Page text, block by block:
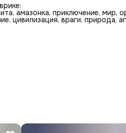
амазонка, приключение, мир,
цивилизация, враги, природа,